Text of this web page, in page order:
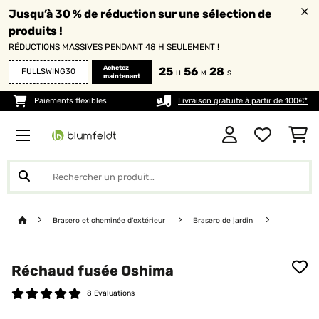
Jusqu’à 30 % de réduction sur une sélection de
produits !
RÉDUCTIONS MASSIVES PENDANT 48 H SEULEMENT !
FULLSWING30
Achetez
maintenant
25 H 56 M 27 S
Paiements flexibles Livraison gratuite à partir de 100€*
Brasero et cheminée d'extérieur Brasero de jardin
Réchaud fusée Oshima
8 Evaluations